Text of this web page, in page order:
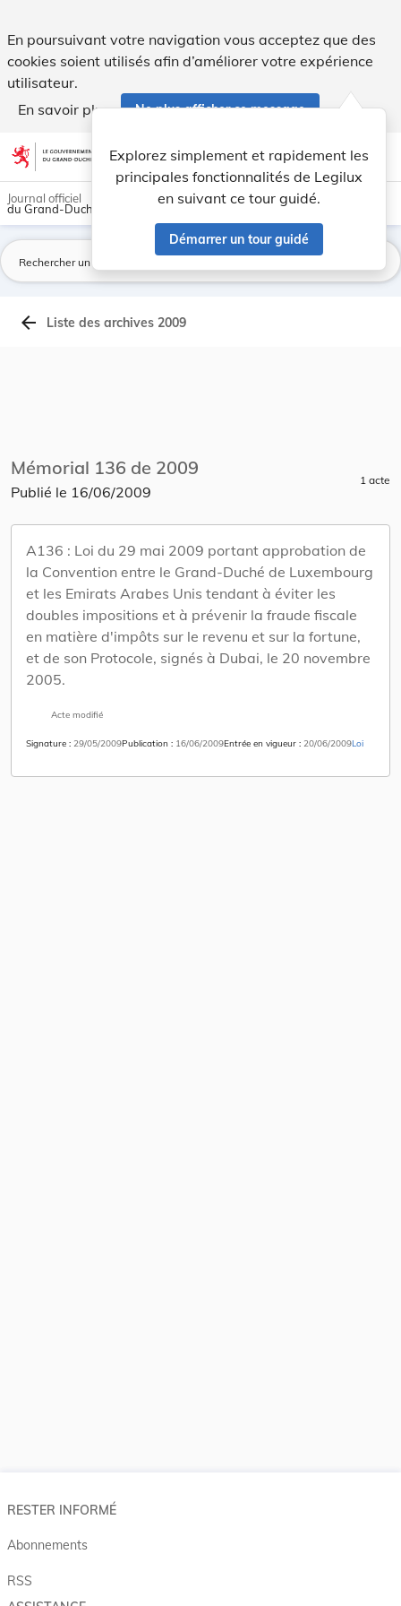
En poursuivant votre navigation vous acceptez que des
cookies soient utilisés afin d’améliorer votre expérience
utilisateur.
En savoir plus
Ne plus afficher ce message
Aller au contenu account_circle help Aide
Explorez simplement et rapidement les
principales fonctionnalités de Legilux
en suivant ce tour guidé.
Démarrer un tour guidé
light_mode dark_mode
Journal officiel
du Grand-Duché de Luxembourg
arrow_back Liste des archives 2009
Mémorial 136 de 2009
Publié le 16/06/2009
1 acte
A136 : Loi du 29 mai 2009 portant approbation de
la Convention entre le Grand-Duché de Luxembourg
et les Emirats Arabes Unis tendant à éviter les
doubles impositions et à prévenir la fraude fiscale
en matière d'impôts sur le revenu et sur la fortune,
et de son Protocole, signés à Dubai, le 20 novembre
2005.
Acte modifié
Signature 29/05/2009Publication 16/06/2009Entrée en vigueur 20/06/2009Loi
RESTER INFORMÉ
Abonnements
RSS